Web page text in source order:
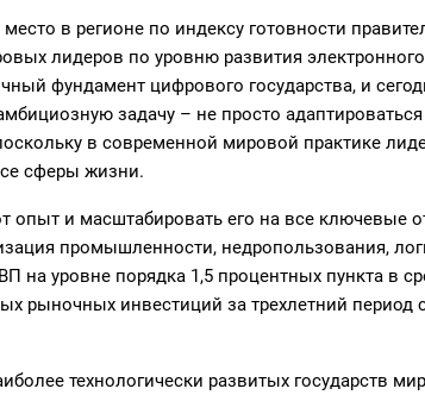
в регионе по индексу готовности
лидеров по уровню развития
фундамент цифрового государства, и
задачу – не просто
в современной мировой практике
сферы жизни.
опыт и масштабировать его на все ключевые
промышленности, недропользования,
на уровне порядка 1,5 процентных пункта в
рыночных инвестиций за трехлетний период
технологически развитых государств